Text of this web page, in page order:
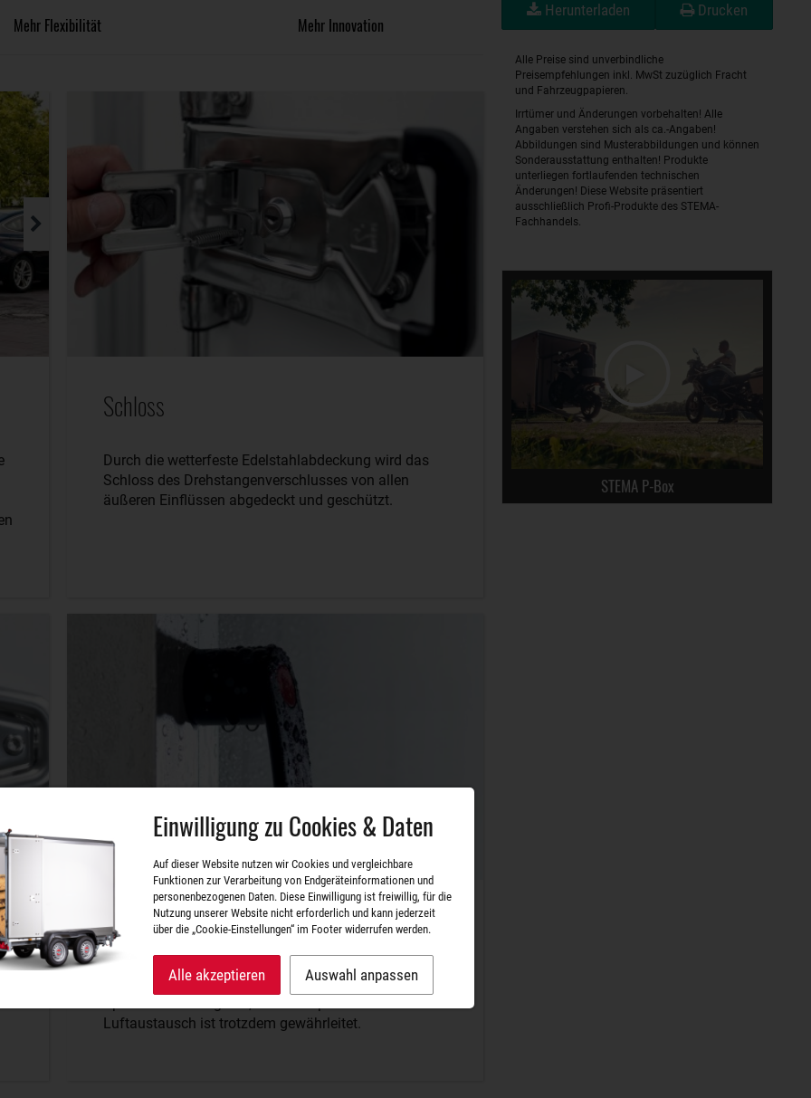
Mehr Flexibilität Mehr Innovation
Schloss
Durch die wetterfeste Edelstahlabdeckung wird das
Schloss des Drehstangenverschlusses von allen
äußeren Einflüssen abgedeckt und geschützt.
Dichtheit P-BOX
Der perfekte Schutz vor Wind und Wetter. Kein
Luftaustausch ist trotzdem gewährleitet.
Herunterladen Drucken
Alle Preise sind unverbindliche
Preisempfehlungen inkl. MwSt zuzüglich Fracht
und Fahrzeugpapieren.
Irrtümer und Änderungen vorbehalten! Alle
Angaben verstehen sich als ca.-Angaben!
Abbildungen sind Musterabbildungen und können
Sonderausstattung enthalten! Produkte
unterliegen fortlaufenden technischen
Änderungen! Diese Website präsentiert
ausschließlich Profi-Produkte des STEMA-
Fachhandels.
STEMA P-Box
Einwilligung zu Cookies & Daten
Auf dieser Website nutzen wir Cookies und vergleichbare
Funktionen zur Verarbeitung von Endgeräteinformationen und
personenbezogenen Daten. Diese Einwilligung ist freiwillig, für die
Nutzung unserer Website nicht erforderlich und kann jederzeit
über die „Cookie-Einstellungen“ im Footer widerrufen werden.
Alle akzeptieren Auswahl anpassen